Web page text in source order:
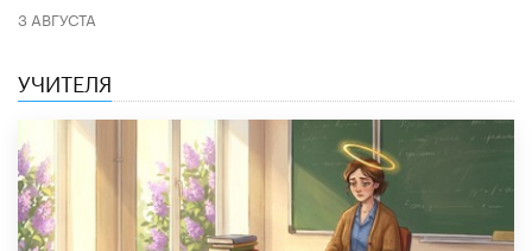
3 АВГУСТА
УЧИТЕЛЯ